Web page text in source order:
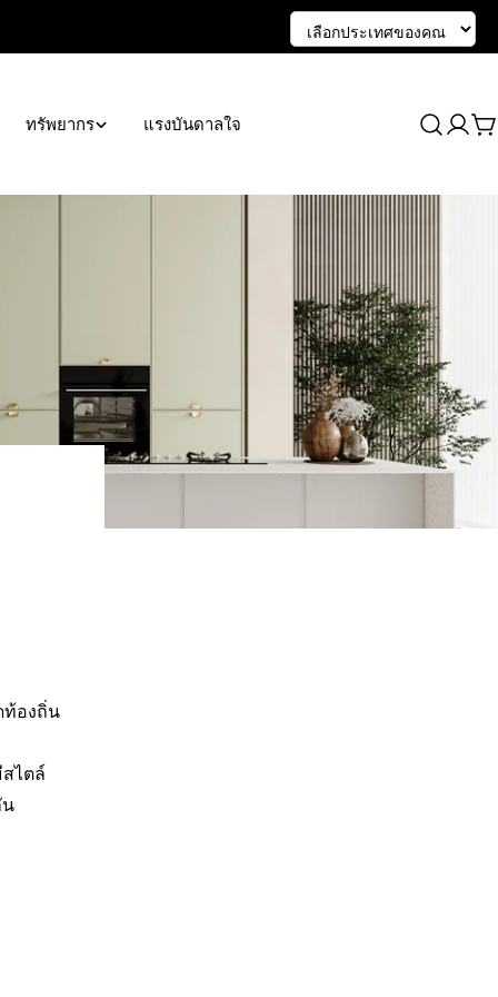
ทรัพยากร แรงบันดาลใจ
เข้าร
ท้องถิ่น
ไตล์
น